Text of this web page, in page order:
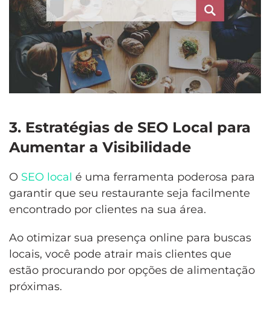
3. Estratégias de SEO Local para
Aumentar a Visibilidade
O SEO local é uma ferramenta poderosa para
garantir que seu restaurante seja facilmente
encontrado por clientes na sua área.
Ao otimizar sua presença online para buscas
locais, você pode atrair mais clientes que
estão procurando por opções de alimentação
próximas.